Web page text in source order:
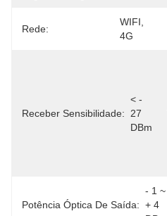
Rede:
WIFI,
4G
Receber Sensibilidade:
< -
27
DBm
Potência Óptica De Saída:
- 1 ~
+ 4